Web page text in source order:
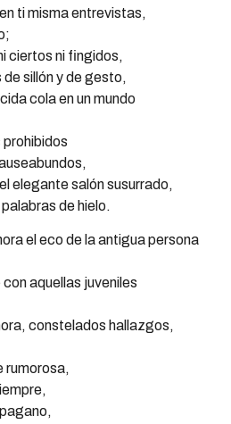
ti misma entrevistas,
ciertos ni fingidos,
sillón y de gesto,
cola en un mundo
elegante salón susurrado,
de hielo.
el eco de la antigua persona
aquellas juveniles
constelados hallazgos,
rumorosa,